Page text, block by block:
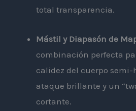
total transparencia.
Mástil y Diapasón de
combinación perfecta
calidez del cuerpo semi-
ataque brillante y un
cortante.